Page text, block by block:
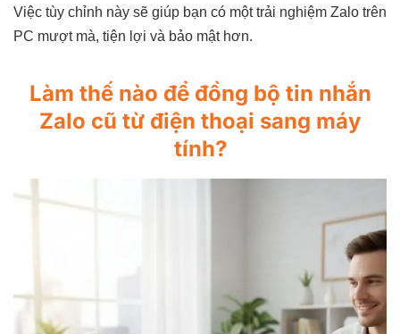
Việc tùy chỉnh này sẽ giúp bạn có một trải nghiệm Zalo trên
PC mượt mà, tiện lợi và bảo mật hơn.
Làm thế nào để đồng bộ tin nhắn
Zalo cũ từ điện thoại sang máy
tính?